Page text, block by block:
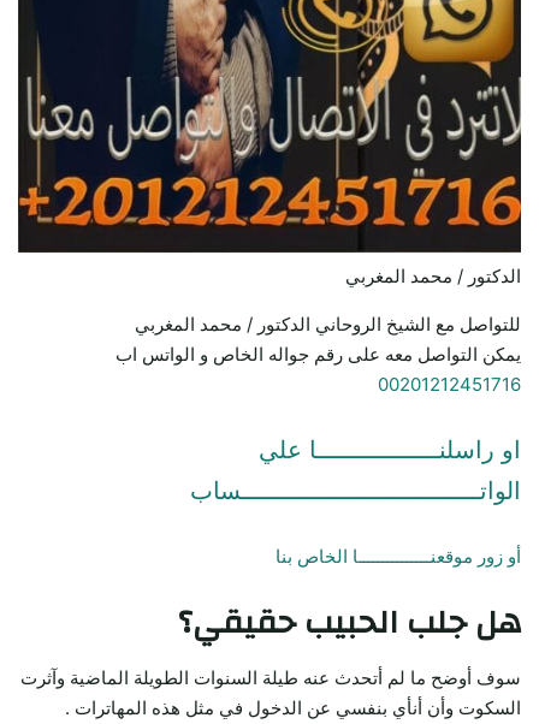
الدكتور / محمد المغربي
للتواصل مع الشيخ الروحاني الدكتور / محمد المغربي
يمكن التواصل معه على رقم جواله الخاص و الواتس اب
00201212451716
او راسلنـــــــــــــــــا علي
الواتـــــــــــــــــــــــــــــــــساب
أو زور موقعنـــــــــــــــا الخاص بنا
هل جلب الحبيب حقيقي؟
سوف أوضح ما لم أتحدث عنه طيلة السنوات الطويلة الماضية وآثرت
السكوت وأن أنأي بنفسي عن الدخول في مثل هذه المهاترات .